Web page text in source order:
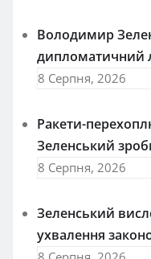
Володимир
дипломатичний
8 Серпня, 2026
Ракети-
Зеленський
8 Серпня, 2026
Зеленський
ухвалення